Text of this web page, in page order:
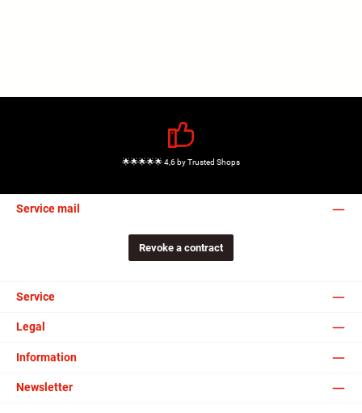
🌟🌟🌟🌟🌟 4,6 by Trusted Shops
Service mail
Revoke a contract
Service
Legal
Information
Newsletter